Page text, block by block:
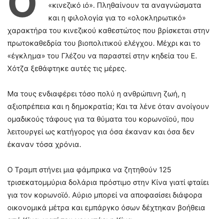
«κινεζικό ιό». Πληθαίνουν τα αναγνώσματα
και η φιλολογία για το «ολοκληρωτικό»
χαρακτήρα του κινεζικού καθεστώτος που βρίσκεται στην
πρωτοκαθεδρία του βιοπολιτικού ελέγχου. Μέχρι και το
«έγκλημα» του Γλέζου να παραστεί στην κηδεία του Ε.
Χότζα ξεθάφτηκε αυτές τις μέρες.
Μα τους ενδιαφέρει τόσο πολύ η ανθρώπινη ζωή, η
αξιοπρέπεια και η δημοκρατία; Και τα λένε όταν ανοίγουν
ομαδικούς τάφους για τα θύματα του κορωνοϊού, που
λειτουργεί ως κατήγορος για όσα έκαναν και όσα δεν
έκαναν τόσα χρόνια.
Ο Τραμπ στήνει μια φάμπρικα να ζητηθούν 125
τρισεκατομμύρια δολάρια πρόστιμο στην Κίνα γιατί φταίει
για τον κορωνοϊό. Αύριο μπορεί να αποφασίσει διάφορα
οικονομικά μέτρα και εμπάργκο όσων δέχτηκαν βοήθεια